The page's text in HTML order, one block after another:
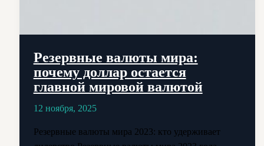
Резервные валюты мира:
почему доллар остается
главной мировой валютой
12 ноября, 2025
Резервные валюты мира 2023: кто удерживает